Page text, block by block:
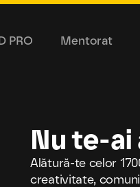
PRO Mentorat
Nu te-
Alătură-te celor
creativitate,